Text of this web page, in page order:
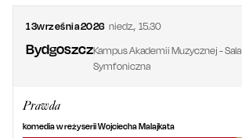
13września2026 niedz., 15.30
BydgoszczKampus Akademii Muzycznej - Sala
Symfoniczna
Prawda
komedia w reżyserii Wojciecha Malajkata